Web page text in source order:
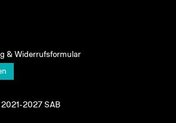
& Widerrufsformular
2021-2027 SAB